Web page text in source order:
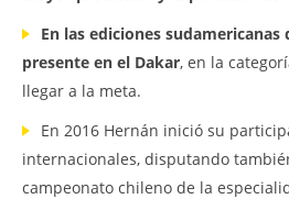
En las ediciones sudamericanas
presente en el Dakar, en la
llegar a la meta.
En 2016 Hernán inició su
internacionales, disputando
campeonato chileno de la